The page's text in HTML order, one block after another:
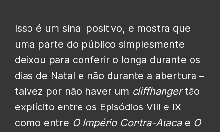
Isso é um sinal positivo, e mostra que
uma parte do público simplesmente
deixou para conferir o longa durante os
dias de Natal e não durante a abertura –
talvez por não haver um cliffhangertão
explícito entre os Episódios VIII e IX
como entre O Império Contra-Atacae O